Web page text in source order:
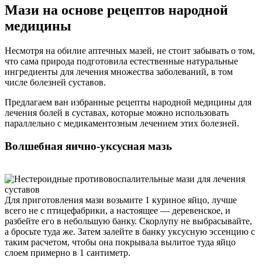
Мази на основе рецептов народной
медицины
Несмотря на обилие аптечных мазей, не стоит забывать о том,
что сама природа подготовила естественные натуральные
ингредиенты для лечения множества заболеваний, в том
числе болезней суставов.
Предлагаем ван избранные рецепты народной медицины для
лечения болей в суставах, которые можно использовать
параллельно с медикаментозным лечением этих болезней.
Волшебная яично-уксусная мазь
Для приготовления мази возьмите 1 куриное яйцо, лучше
всего не с птицефабрики, а настоящее — деревенское, и
разбейте его в небольшую банку. Скорлупу не выбрасывайте,
а бросьте туда же. Затем залейте в банку уксусную эссенцию с
таким расчетом, чтобы она покрывала вылитое туда яйцо
слоем примерно в 1 сантиметр.